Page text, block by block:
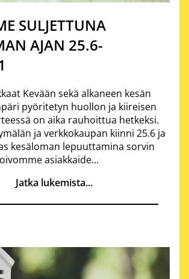
SULJETTUNA
AJAN 25.6-
Kevään sekä alkaneen kesän
pyöritetyn huollon ja kiireisen
on aika rauhoittua hetkeksi.
ja verkkokaupan kiinni 25.6 ja
kesäloman lepuuttamina sorvin
asiakkaide...
Jatka lukemista...